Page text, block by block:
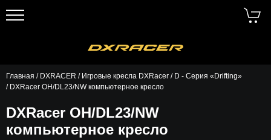
Главная / DXRACER / Игровые кресла DXRacer / D - Серия «Drifting»
/ DXRacer OH/DL23/NW компьютерное кресло
DXRacer OH/DL23/NW
компьютерное кресло